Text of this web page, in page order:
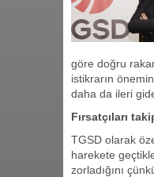
göre doğru
istikrarın
daha da ileri
Fırsatçıları
TGSD olarak
harekete
zorladığını